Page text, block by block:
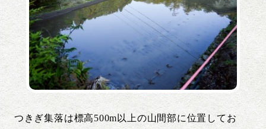
つきぎ集落は標高500m以上の山間部に位置してお